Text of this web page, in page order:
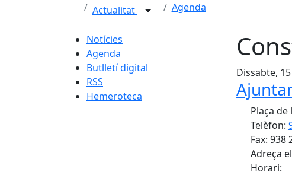
Actualitat Agenda
Notícies
Agenda
Butlletí digital
RSS
Hemeroteca
Dissabte,
Plaça
Telèfon:
Fax: 938
Adreça
Horari: